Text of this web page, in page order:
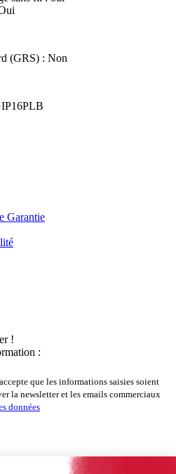
(GRS) : Non
Garantie
!
:
que les informations saisies soient
la newsletter et les emails commerciaux
données